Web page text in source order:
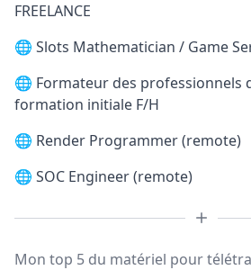
FREELANCE
🌐 Slots Mathematician / Game
🌐 Formateur des professionnels
formation initiale F/H
🌐 Render Programmer (remote)
🌐 SOC Engineer (remote)
Mon top 5 du matériel pour